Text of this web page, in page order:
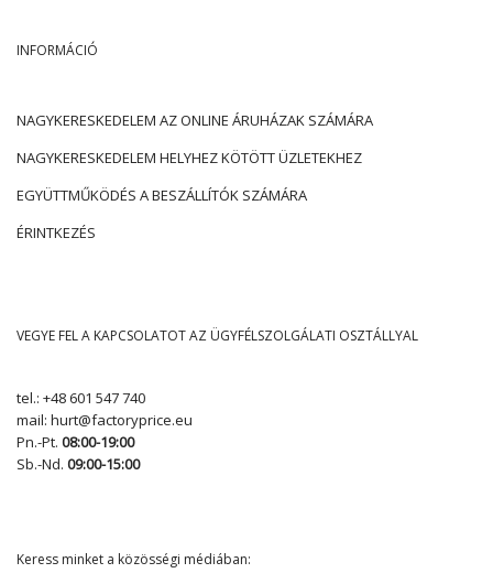
INFORMÁCIÓ
NAGYKERESKEDELEM AZ ONLINE ÁRUHÁZAK SZÁMÁRA
NAGYKERESKEDELEM HELYHEZ KÖTÖTT ÜZLETEKHEZ
EGYÜTTMŰKÖDÉS A BESZÁLLÍTÓK SZÁMÁRA
ÉRINTKEZÉS
VEGYE FEL A KAPCSOLATOT AZ ÜGYFÉLSZOLGÁLATI OSZTÁLLYAL
tel.: +48 601 547 740
mail: hurt@factoryprice.eu
Pn.-Pt. 08:00-19:00
Sb.-Nd. 09:00-15:00
Keress minket a közösségi médiában: